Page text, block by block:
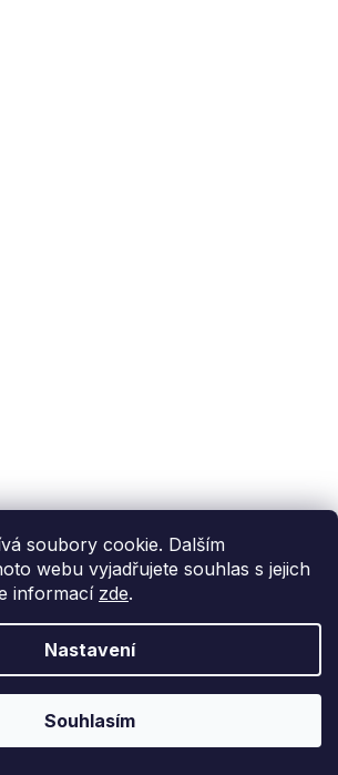
soubory cookie. Dalším
webu vyjadřujete souhlas s jejich
informací zde.
Nastavení
Souhlasím